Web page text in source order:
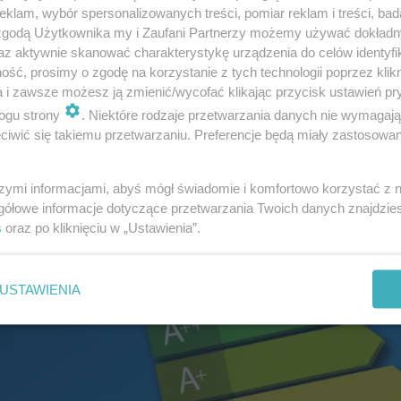
i sprzętów z gniazdka, jest kilka sposobów,
sprawić, że będziemy mieli odrobinę niższe rachunki za
to, jak oszczędzać prąd!
wybór spersonalizowanych treści, pomiar reklam i treści,
Użytkownika my i Zaufani Partnerzy możemy używać
aktywnie skanować charakterystykę urządzenia do celów
prosimy o zgodę na korzystanie z tych technologii poprzez
i zawsze możesz ją zmienić/wycofać klikając przycisk ustawień
strony
. Niektóre rodzaje przetwarzania danych nie
się takiemu przetwarzaniu. Preferencje będą miały
informacjami, abyś mógł świadomie i komfortowo korzystać z
informacje dotyczące przetwarzania Twoich danych
oraz po kliknięciu w „Ustawienia”.
USTAWIENIA